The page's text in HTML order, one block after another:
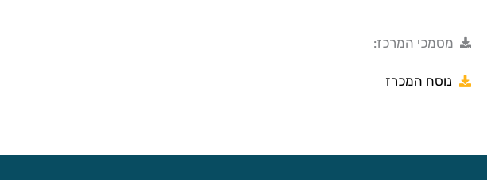
מסמכי המרכז:
נוסח המכרז